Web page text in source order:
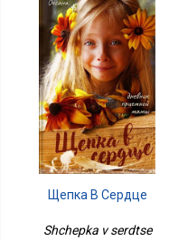
Щепка В Сердце
Shchepka v serdtse